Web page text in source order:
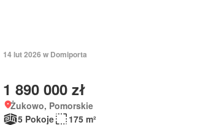
14 lut 2026 w Domiporta
1 890 000 zł
Żukowo, Pomorskie
5 Pokoje
175 m²